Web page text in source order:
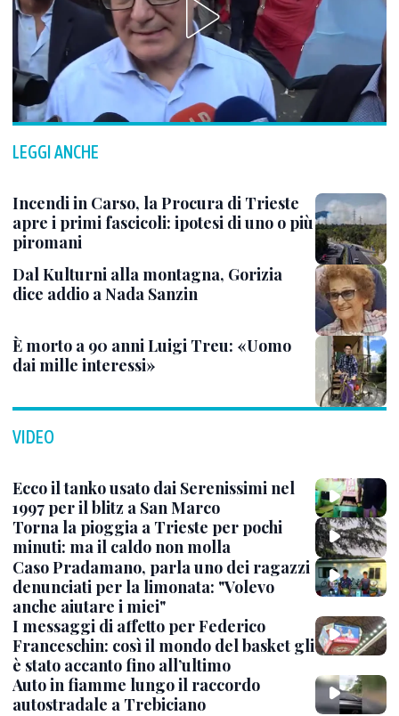
LEGGI ANCHE
Incendi in Carso, la Procura di Trieste
apre i primi fascicoli: ipotesi di uno o più
piromani
Dal Kulturni alla montagna, Gorizia
dice addio a Nada Sanzin
È morto a 90 anni Luigi Treu: «Uomo
dai mille interessi»
VIDEO
Ecco il tanko usato dai Serenissimi nel
1997 per il blitz a San Marco
Torna la pioggia a Trieste per pochi
minuti: ma il caldo non molla
Caso Pradamano, parla uno dei ragazzi
denunciati per la limonata: "Volevo
anche aiutare i miei"
I messaggi di affetto per Federico
Franceschin: così il mondo del basket gli
è stato accanto fino all’ultimo
Auto in fiamme lungo il raccordo
autostradale a Trebiciano